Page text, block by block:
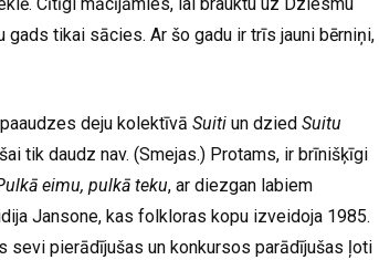
tikai sācies. Ar šo gadu ir trīs jauni bērniņi,
deju kolektīvā Suiti un dzied Suitu
tik daudz nav. (Smejas.) Protams, ir brīnišķīgi
eimu, pulkā teku, ar diezgan labiem
Jansone, kas folkloras kopu izveidoja 1985.
sevi pierādījušas un konkursos parādījušas ļoti